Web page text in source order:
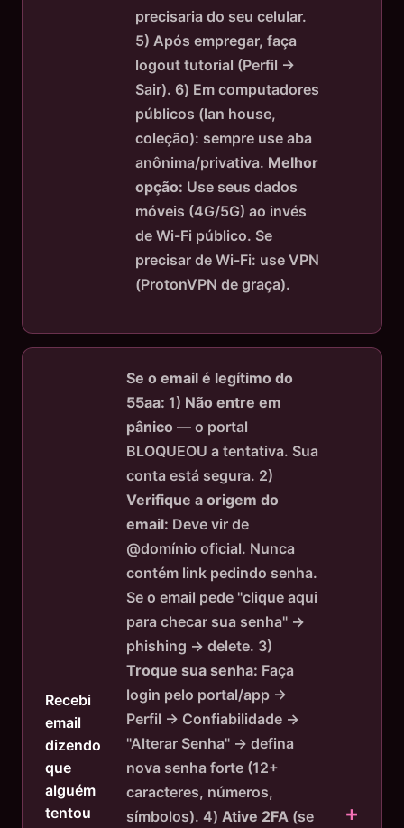
precisaria do seu celular.
5) Após empregar, faça
logout tutorial (Perfil →
Sair). 6) Em computadores
públicos (lan house,
coleção): sempre use aba
anônima/privativa. Melhor
opção: Use seus dados
móveis (4G/5G) ao invés
de Wi-Fi público. Se
precisar de Wi-Fi: use VPN
(ProtonVPN de graça).
Recebi
email
dizendo
que
alguém
tentou
Se o email é legítimo do
55aa: 1) Não entre em
pânico — o portal
BLOQUEOU a tentativa. Sua
conta está segura. 2)
Verifique a origem do
email: Deve vir de
@domínio oficial. Nunca
contém link pedindo senha.
Se o email pede "clique aqui
para checar sua senha" →
phishing → delete. 3)
Troque sua senha: Faça
login pelo portal/app →
Perfil → Confiabilidade →
"Alterar Senha" → defina
nova senha forte (12+
caracteres, números,
símbolos). 4) Ative 2FA (se